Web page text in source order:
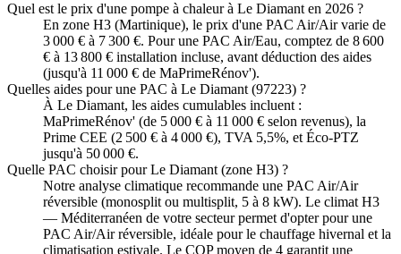
Quel est le prix d'une pompe à chaleur à Le Diamant en 2026 ?
En zone H3 (Martinique), le prix d'une PAC Air/Air varie de
3 000 € à 7 300 €. Pour une PAC Air/Eau, comptez de 8 600
€ à 13 800 € installation incluse, avant déduction des aides
(jusqu'à 11 000 € de MaPrimeRénov').
Quelles aides pour une PAC à Le Diamant (97223) ?
À Le Diamant, les aides cumulables incluent :
MaPrimeRénov' (de 5 000 € à 11 000 € selon revenus), la
Prime CEE (2 500 € à 4 000 €), TVA 5,5%, et Éco-PTZ
jusqu'à 50 000 €.
Quelle PAC choisir pour Le Diamant (zone H3) ?
Notre analyse climatique recommande une PAC Air/Air
réversible (monosplit ou multisplit, 5 à 8 kW). Le climat H3
— Méditerranéen de votre secteur permet d'opter pour une
PAC Air/Air réversible, idéale pour le chauffage hivernal et la
climatisation estivale. Le COP moyen de 4 garantit une